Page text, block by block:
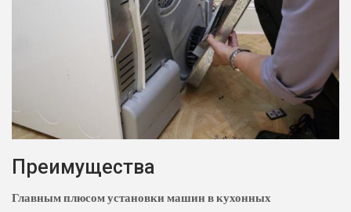
Преимущества
Главным плюсом установки машин в кухонных